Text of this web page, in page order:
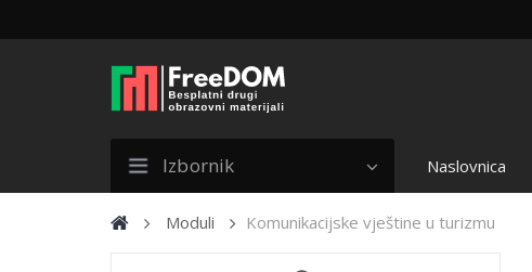
Izbornik Naslovnica
Moduli Komunikacijske vještine u turizmu